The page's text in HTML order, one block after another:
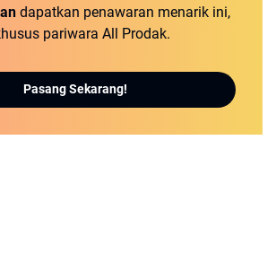
dapatkan penawaran menarik ini,
pariwara All Prodak.
Pasang Sekarang!